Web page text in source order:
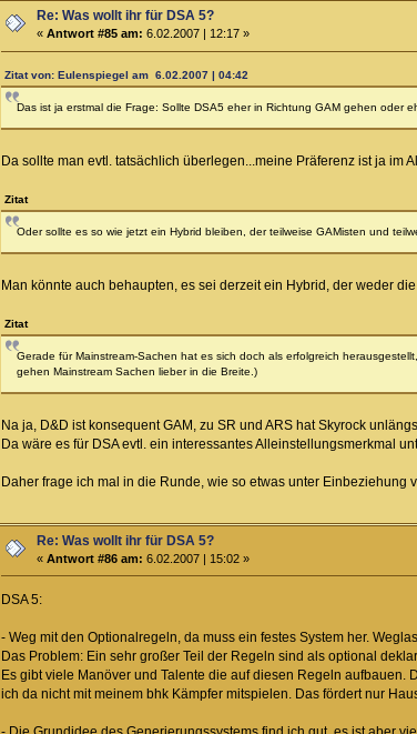
Re: Was wollt ihr für DSA 5?
«Antwort #85 am: 6.02.2007 | 12:17 »
Zitat von: Eulenspiegel am 6.02.2007 | 04:42
Das ist ja erstmal die Frage: Sollte DSA5 eher in Richtung GAM gehen oder
Da sollte man evtl. tatsächlich überlegen...meine Präferenz ist ja im
Zitat
Oder sollte es so wie jetzt ein Hybrid bleiben, der teilweise GAMisten und
Man könnte auch behaupten, es sei derzeit ein Hybrid, der weder
Zitat
Gerade für Mainstream-Sachen hat es sich doch als erfolgreich
gehen Mainstream Sachen lieber in die Breite.)
Na ja, D&D ist konsequent GAM, zu SR und ARS hat Skyrock
Da wäre es für DSA evtl. ein interessantes Alleinstellungsmerkmal
Daher frage ich mal in die Runde, wie so etwas unter
Re: Was wollt ihr für DSA 5?
«Antwort #86 am: 6.02.2007 | 15:02 »
DSA 5:
- Weg mit den Optionalregeln, da muss ein festes System her.
Das Problem: Ein sehr großer Teil der Regeln sind als optional
Es gibt viele Manöver und Talente die auf diesen Regeln
ich da nicht mit meinem bhk Kämpfer mitspielen. Das fördert nur